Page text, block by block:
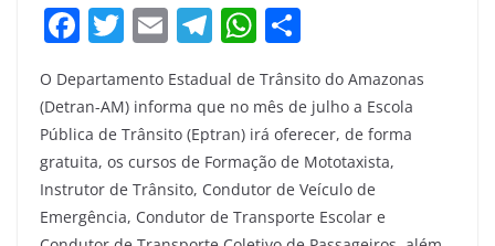
F
c
e
b
o
T
itt
er
E
ai
l
T
el
e
gr
a
m
W
h
at
s
A
p
h
ar
e
O Departamento Estadual de Trânsito do Amazonas
(Detran-AM) informa que no mês de julho a Escola
Pública de Trânsito (Eptran) irá oferecer, de forma
gratuita, os cursos de Formação de Mototaxista,
Instrutor de Trânsito, Condutor de Veículo de
Emergência, Condutor de Transporte Escolar e